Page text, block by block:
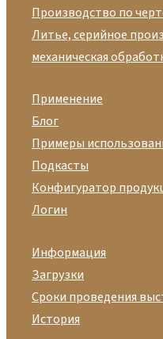
Производство по
Литье, серийное
механическая
Применение
Блог
Примеры
Подкасты
Конфигуратор
Логин
Информация
Загрузки
Сроки проведения
История